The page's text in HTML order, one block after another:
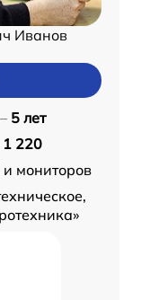
Иванов
5 лет
1 220
мониторов